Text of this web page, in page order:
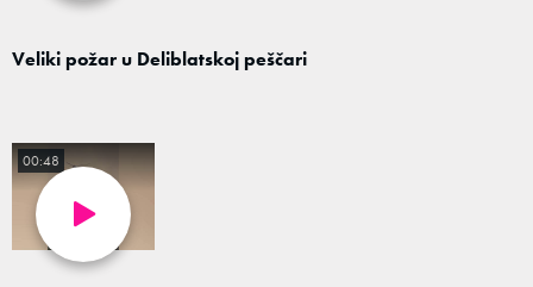
Veliki požar u Deliblatskoj peščari
00:48